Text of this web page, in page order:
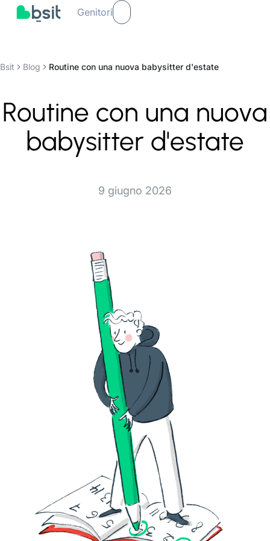
Genitori
Bsit Blog Routine con una nuova babysitter d'estate
Routine con una nuova
babysitter d'estate
9 giugno 2026